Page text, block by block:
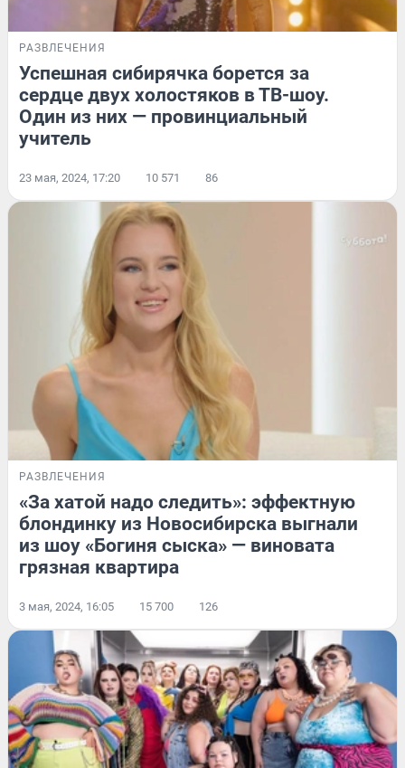
РАЗВЛЕЧЕНИЯ
Успешная сибирячка борется за
сердце двух холостяков в ТВ-шоу.
Один из них — провинциальный
учитель
23 мая, 2024, 17:20 10 571 86
РАЗВЛЕЧЕНИЯ
«За хатой надо следить»: эффектную
блондинку из Новосибирска выгнали
из шоу «Богиня сыска» — виновата
грязная квартира
3 мая, 2024, 16:05 15 700 126